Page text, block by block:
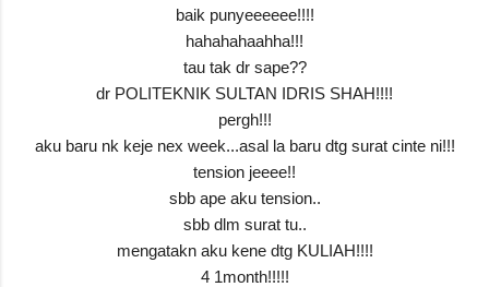
baik punyeeeeee!!!!
hahahahaahha!!!
tau tak dr sape??
dr POLITEKNIK SULTAN IDRIS SHAH!!!!
pergh!!!
aku baru nk keje nex week...asal la baru dtg surat cinte ni!!!
tension jeeee!!
sbb ape aku tension..
sbb dlm surat tu..
mengatakn aku kene dtg KULIAH!!!!
4 1month!!!!!